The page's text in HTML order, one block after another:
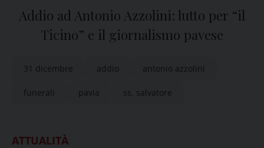
Addio ad Antonio Azzolini: lutto per “il
Ticino” e il giornalismo pavese
31 dicembre addio antonio azzolini
funerali pavia ss. salvatore
ATTUALITÀ